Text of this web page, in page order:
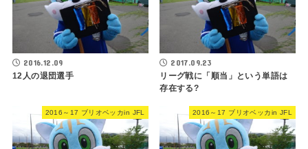
2016.12.09
12人の退団選手
2017.09.23
リーグ戦に「順当」という単語は
存在する?
2016～17 ブリオベッカin JFL 2016～17 ブリオベッカin JFL